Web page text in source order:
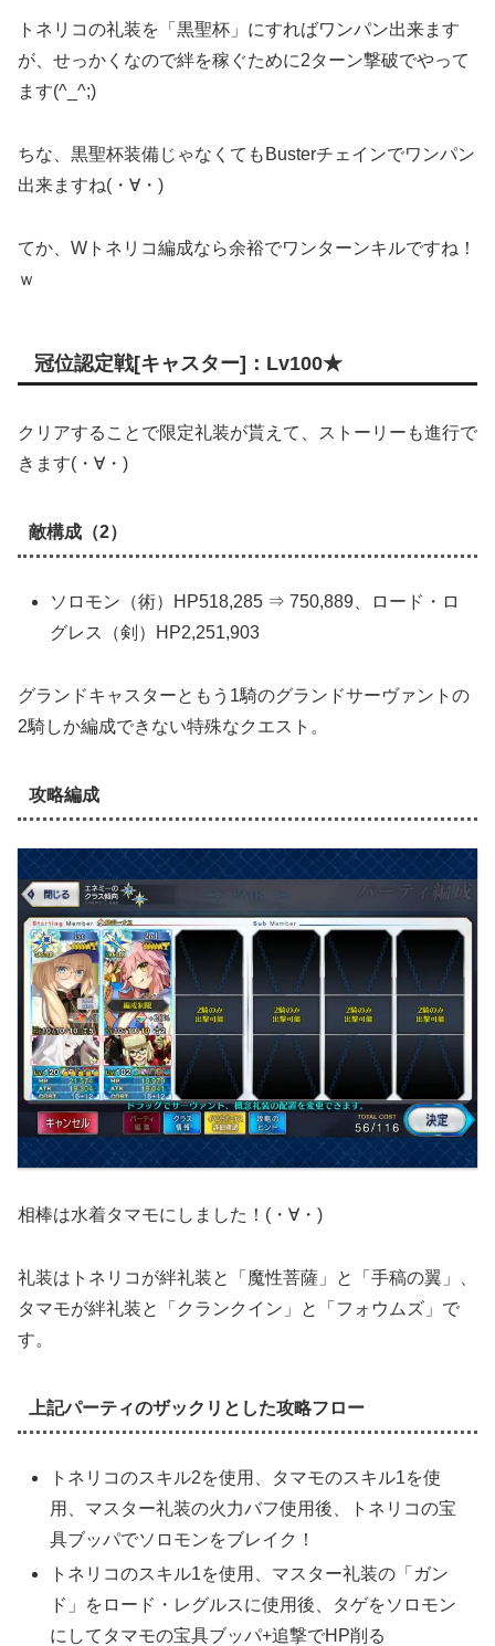
トネリコの礼装を「黒聖杯」にすればワンパン出来ます
が、せっかくなので絆を稼ぐために2ターン撃破でやって
ます(^_^;)
ちな、黒聖杯装備じゃなくてもBusterチェインでワンパン
出来ますね(・∀・)
てか、Wトネリコ編成なら余裕でワンターンキルですね！
ｗ
冠位認定戦[キャスター]：Lv100★
クリアすることで限定礼装が貰えて、ストーリーも進行で
きます(・∀・)
敵構成（2）
ソロモン（術）HP518,285 ⇒ 750,889、ロード・ロ
グレス（剣）HP2,251,903
グランドキャスターともう1騎のグランドサーヴァントの
2騎しか編成できない特殊なクエスト。
攻略編成
相棒は水着タマモにしました！(・∀・)
礼装はトネリコが絆礼装と「魔性菩薩」と「手稿の翼」、
タマモが絆礼装と「クランクイン」と「フォウムズ」で
す。
上記パーティのザックリとした攻略フロー
トネリコのスキル2を使用、タマモのスキル1を使
用、マスター礼装の火力バフ使用後、トネリコの宝
具ブッパでソロモンをブレイク！
トネリコのスキル1を使用、マスター礼装の「ガン
ド」をロード・レグルスに使用後、タゲをソロモン
にしてタマモの宝具ブッパ+追撃でHP削る